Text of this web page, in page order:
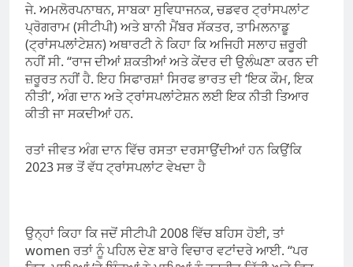
ਜੇ. ਅਮਲੋਰਪਨਾਥਨ, ਸਾਬਕਾ ਸੁਵਿਧਾਜਨਕ, ਚਡਵਰ ਟ੍ਰਾਂਸਪਲਾਂਟ
ਪ੍ਰੋਗਰਾਮ (ਸੀਟੀਪੀ) ਅਤੇ ਬਾਨੀ ਮੈਂਬਰ ਸੱਕਤਰ, ਤਾਮਿਲਨਾਡੂ
(ਟ੍ਰਾਂਸਪਲਾਂਟੇਸ਼ਨ) ਅਥਾਰਟੀ ਨੇ ਕਿਹਾ ਕਿ ਅਜਿਹੀ ਸਲਾਹ ਜ਼ਰੂਰੀ
ਨਹੀਂ ਸੀ. “ਰਾਜ ਦੀਆਂ ਸ਼ਕਤੀਆਂ ਅਤੇ ਕੇਂਦਰ ਦੀ ਉਲੰਘਣਾ ਕਰਨ ਦੀ
ਜ਼ਰੂਰਤ ਨਹੀਂ ਹੈ. ਇਹ ਸਿਫਾਰਸ਼ਾਂ ਸਿਰਫ ਭਾਰਤ ਦੀ ‘ਇਕ ਕੌਮ, ਇਕ
ਨੀਤੀ’, ਅੰਗ ਦਾਨ ਅਤੇ ਟ੍ਰਾਂਸਪਲਾਂਟੇਸ਼ਨ ਲਈ ਇਕ ਨੀਤੀ ਤਿਆਰ
ਕੀਤੀ ਜਾ ਸਕਦੀਆਂ ਹਨ.
ਰਤਾਂ ਜੀਵਤ ਅੰਗ ਦਾਨ ਵਿੱਚ ਰਸਤਾ ਦਰਸਾਉਂਦੀਆਂ ਹਨ ਕਿਉਂਕਿ
2023 ਸਭ ਤੋਂ ਵੱਧ ਟ੍ਰਾਂਸਪਲਾਂਟ ਵੇਖਦਾ ਹੈ
ਉਨ੍ਹਾਂ ਕਿਹਾ ਕਿ ਜਦੋਂ ਸੀਟੀਪੀ 2008 ਵਿੱਚ ਬਹਿਸ ਹੋਈ, ਤਾਂ
women ਰਤਾਂ ਨੂੰ ਪਹਿਲ ਦੇਣ ਬਾਰੇ ਵਿਚਾਰ ਵਟਾਂਦਰੇ ਆਈ. “ਪਰ